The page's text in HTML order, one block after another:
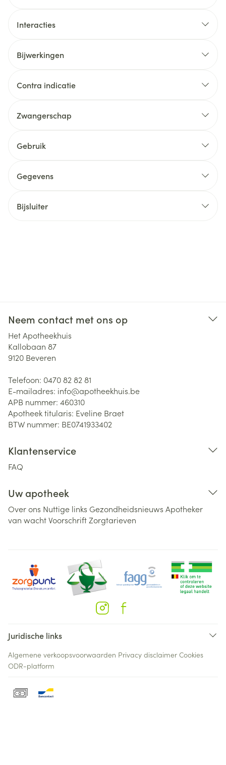
Interacties
Bijwerkingen
Contra indicatie
Zwangerschap
Gebruik
Gegevens
Bijsluiter
Neem contact met ons op
Het Apotheekhuis
Kallobaan 87
9120 Beveren
Telefoon: 0470 82 82 81
E-mailadres: info@apotheekhuis.be
APB nummer: 460310
Apotheek titularis: Eveline Braet
BTW nummer: BE0741933402
Klantenservice
FAQ
Uw apotheek
Over ons Nuttige links Gezondheidsnieuws Apotheker
van wachtVoorschriftZorgtarieven
Juridische links
Algemene verkoopsvoorwaarden Privacy disclaimer Cookies
ODR-platform